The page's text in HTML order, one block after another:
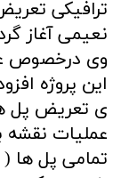
ترافیکی
نعیمی آغاز
وی درخصوص
این پروژه
ی تعریض پل
عملیات نقشه